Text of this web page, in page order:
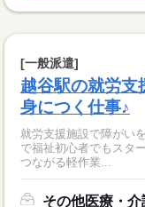
[一般派遣]
越谷駅の就労支
身につく仕事♪
就労支援施設で障がい
で福祉初心者でもスタートしやす
つながる軽作業...
その他医療・